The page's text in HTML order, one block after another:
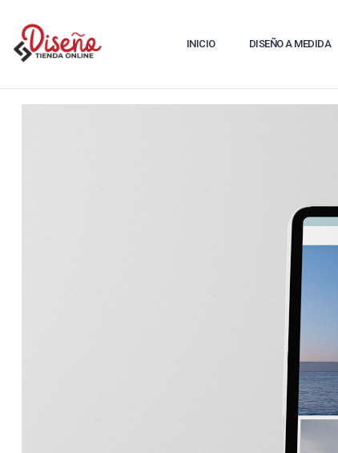
INICIO DISEÑO A MEDIDA